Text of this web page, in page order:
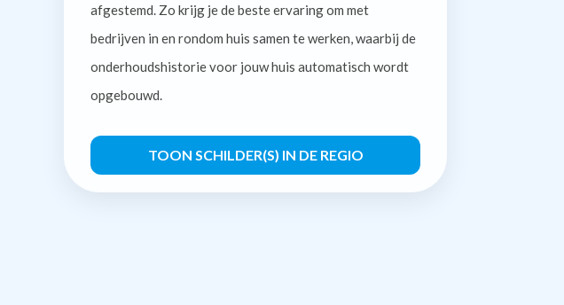
afgestemd. Zo krijg je de beste ervaring om met
bedrijven in en rondom huis samen te werken, waarbij de
onderhoudshistorie voor jouw huis automatisch wordt
opgebouwd.
TOON SCHILDER(S) IN DE REGIO